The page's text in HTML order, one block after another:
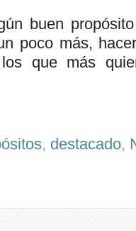
buen
poco más,
que más
, destacado,